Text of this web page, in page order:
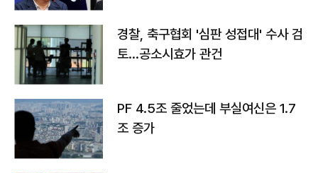
경찰, 축구협회 '심판 성접대' 수사 검
토…공소시효가 관건
PF 4.5조 줄었는데 부실여신은 1.7
조 증가